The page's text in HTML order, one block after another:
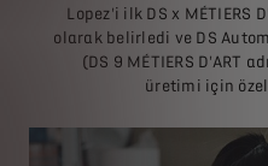
Lopez'i ilk DS x MÉTIERS
olarak belirledi ve DS
(DS 9 MÉTIERS D'ART
üretimi için